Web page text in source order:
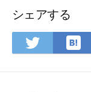
シェアする
で
は